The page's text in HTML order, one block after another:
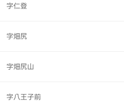
字仁登
字畑尻
字畑尻山
字八王子前